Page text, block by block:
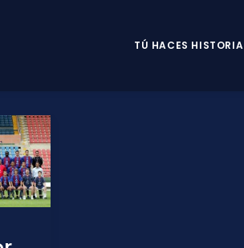
TÚ HACES HISTORIA